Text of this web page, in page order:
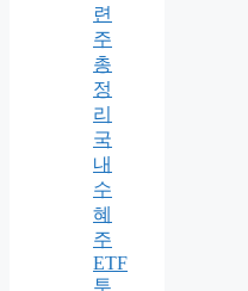
련
주
총
정
리
국
내
수
혜
주
ETF
투